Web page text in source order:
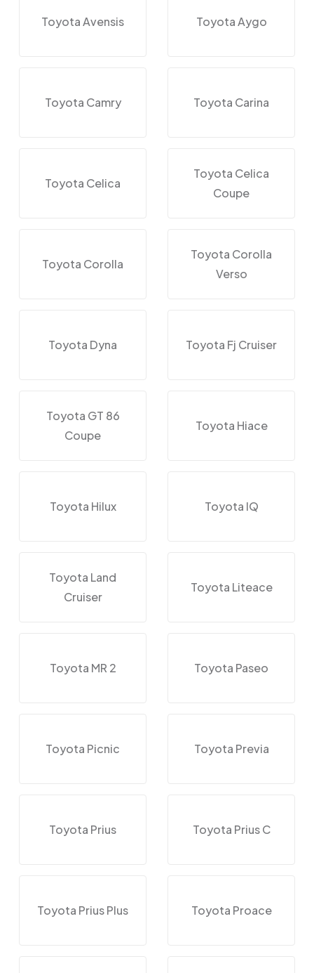
Toyota Avensis Toyota Aygo
Toyota Camry Toyota Carina
Toyota Celica
Toyota Celica
Coupe
Toyota Corolla
Toyota Corolla
Verso
Toyota Dyna Toyota Fj Cruiser
Toyota GT 86
Coupe
Toyota Hiace
Toyota Hilux Toyota IQ
Toyota Land
Cruiser
Toyota Liteace
Toyota MR 2 Toyota Paseo
Toyota Picnic Toyota Previa
Toyota Prius Toyota Prius C
Toyota Prius Plus Toyota Proace